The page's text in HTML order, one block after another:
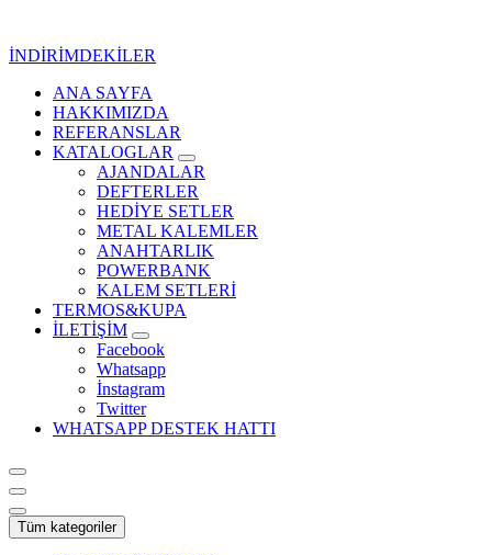
İNDİRİMDEKİLER
Kurumsal Promosyon-Hediyelik
ANA SAYFA
HAKKIMIZDA
REFERANSLAR
KATALOGLAR
AJANDALAR
DEFTERLER
HEDİYE SETLER
METAL KALEMLER
ANAHTARLIK
POWERBANK
KALEM SETLERİ
TERMOS&KUPA
İLETİŞİM
Facebook
Whatsapp
İnstagram
Twitter
WHATSAPP DESTEK HATTI
Tüm kategoriler